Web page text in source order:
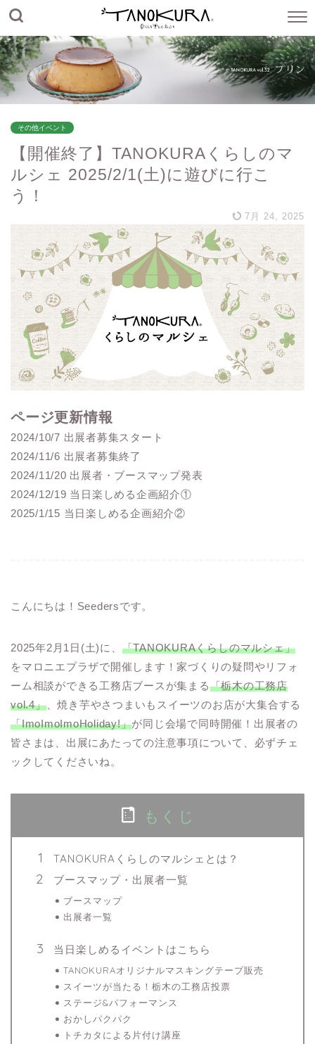
その他イベント
【開催終了】TANOKURAくらしのマ
ルシェ 2025/2/1(土)に遊びに行こ
う！
7月 24, 2025
ページ更新情報
2024/10/7 出展者募集スタート
2024/11/6 出展者募集終了
2024/11/20 出展者・ブースマップ発表
2024/12/19 当日楽しめる企画紹介①
2025/1/15 当日楽しめる企画紹介②
こんにちは！Seedersです。
2025年2月1日(土)に、 「TANOKURAくらしのマルシェ」
をマロニエプラザで開催します！家づくりの疑問やリフォ
ーム相談ができる工務店ブースが集まる「栃木の工務店
vol.4」、焼き芋やさつまいもスイーツのお店が大集合する
「ImoImoImoHoliday!」が同じ会場で同時開催！出展者の
皆さまは、出展にあたっての注意事項について、必ずチェ
ックしてくださいね。
もくじ
TANOKURAくらしのマルシェとは？
ブースマップ・出展者一覧
ブースマップ
出展者一覧
当日楽しめるイベントはこちら
TANOKURAオリジナルマスキングテープ販売
スイーツが当たる！栃木の工務店投票
ステージ&パフォーマンス
おかしパクパク
トチカタによる片付け講座